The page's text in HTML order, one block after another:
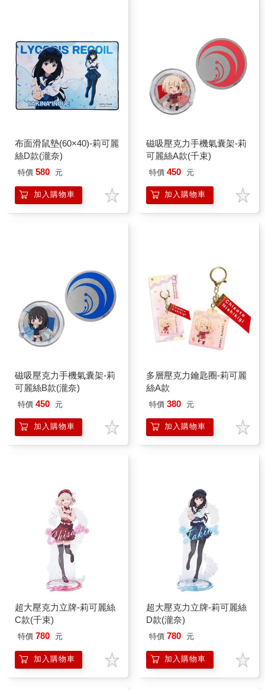
布面滑鼠墊(60×40)-莉可麗
絲D款(瀧奈)
特價 580 元
加入購物車
磁吸壓克力手機氣囊架-莉
可麗絲A款(千束)
特價 450 元
加入購物車
磁吸壓克力手機氣囊架-莉
可麗絲B款(瀧奈)
特價 450 元
加入購物車
多層壓克力鑰匙圈-莉可麗
絲A款
特價 380 元
加入購物車
超大壓克力立牌-莉可麗絲
C款(千束)
特價 780 元
加入購物車
超大壓克力立牌-莉可麗絲
D款(瀧奈)
特價 780 元
加入購物車